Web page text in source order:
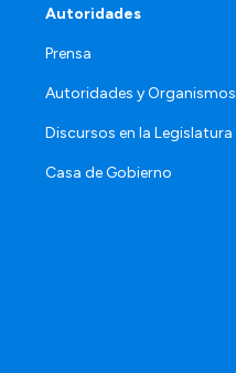
Autoridades
Prensa
Autoridades y Organismos
Discursos en la Legislatura
Casa de Gobierno